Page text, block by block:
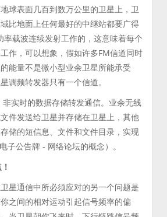
球表面几百到数万公里的卫星上，卫
比地面上任何最好的中继站都要广得
率载波连续发射工作的，这意味着每个
作，可以想象，假如许多FM信道同时
能量不是微小型业余卫星所能承受
调频转发器只有一个信道。
实时的数据存储转发通信。业余无线
件发送给卫星并存储在卫星上，其他
储的短信息、文件和文件目录，实现
子公告牌 - 网络论坛的概念）。
星通信中所必须应对的另一个问题是
之间的相对运动引起信号频率的偏